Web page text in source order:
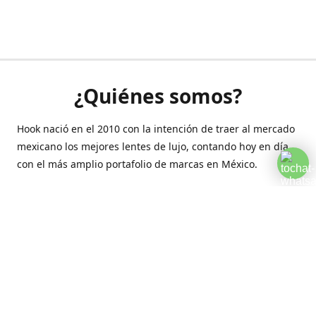
¿Quiénes somos?
Hook nació en el 2010 con la intención de traer al mercado
mexicano los mejores lentes de lujo, contando hoy en día
con el más amplio portafolio de marcas en México.